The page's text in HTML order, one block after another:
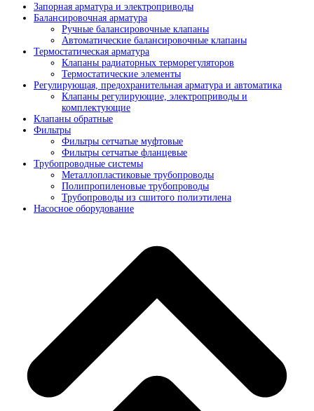
Запорная арматура и электроприводы
Балансировочная арматура
Ручные балансировочные клапаны
Автоматические балансировочные клапаны
Термостатическая арматура
Клапаны радиаторных терморегуляторов
Термостатические элементы
Регулирующая, предохранительная арматура и автоматика
Клапаны регулирующие, электроприводы и
комплектующие
Клапаны обратные
Фильтры
Фильтры сетчатые муфтовые
Фильтры сетчатые фланцевые
Трубопроводные системы
Металлопластиковые трубопроводы
Полипропиленовые трубопроводы
Трубопроводы из сшитого полиэтилена
Насосное оборудование